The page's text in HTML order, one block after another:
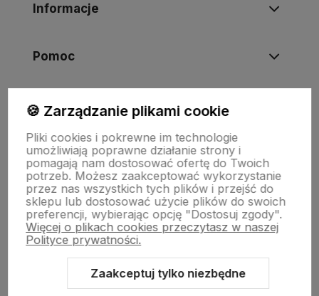
Informacje
Pomoc
Moje konto
Swiat Edibutik
Sklep internetowy Shoper Premium
Szablon Shoper Modern 3.0™
🍪 Zarządzanie plikami cookie
Pliki cookies i pokrewne im technologie
umożliwiają poprawne działanie strony i
pomagają nam dostosować ofertę do Twoich
potrzeb. Możesz zaakceptować wykorzystanie
przez nas wszystkich tych plików i przejść do
sklepu lub dostosować użycie plików do swoich
preferencji, wybierając opcję "Dostosuj zgody".
Więcej o plikach cookies przeczytasz w naszej
Polityce prywatności.
Zaakceptuj tylko niezbędne